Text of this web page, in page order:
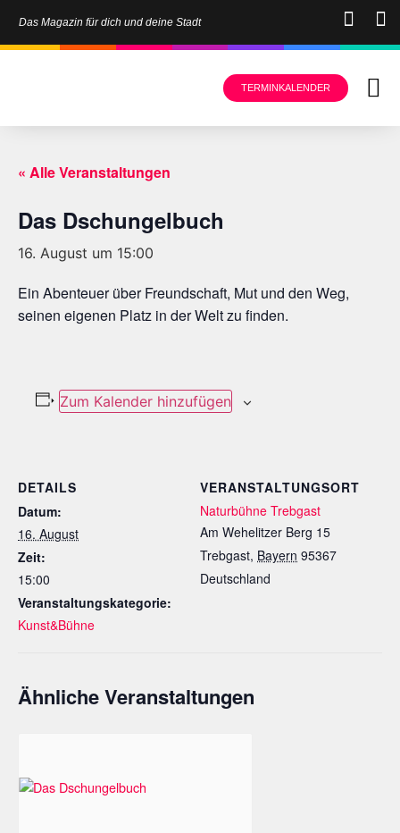
Das Magazin für dich und deine Stadt
TERMINKALENDER
« Alle Veranstaltungen
Das Dschungelbuch
16. August um 15:00
Ein Abenteuer über Freundschaft, Mut und den Weg,
seinen eigenen Platz in der Welt zu finden.
Zum Kalender hinzufügen
DETAILS
Datum:
16. August
Zeit:
15:00
Veranstaltungskategorie:
Kunst&Bühne
VERANSTALTUNGSORT
Naturbühne Trebgast
Am Wehelitzer Berg 15
Trebgast, Bayern 95367
Deutschland
Ähnliche Veranstaltungen